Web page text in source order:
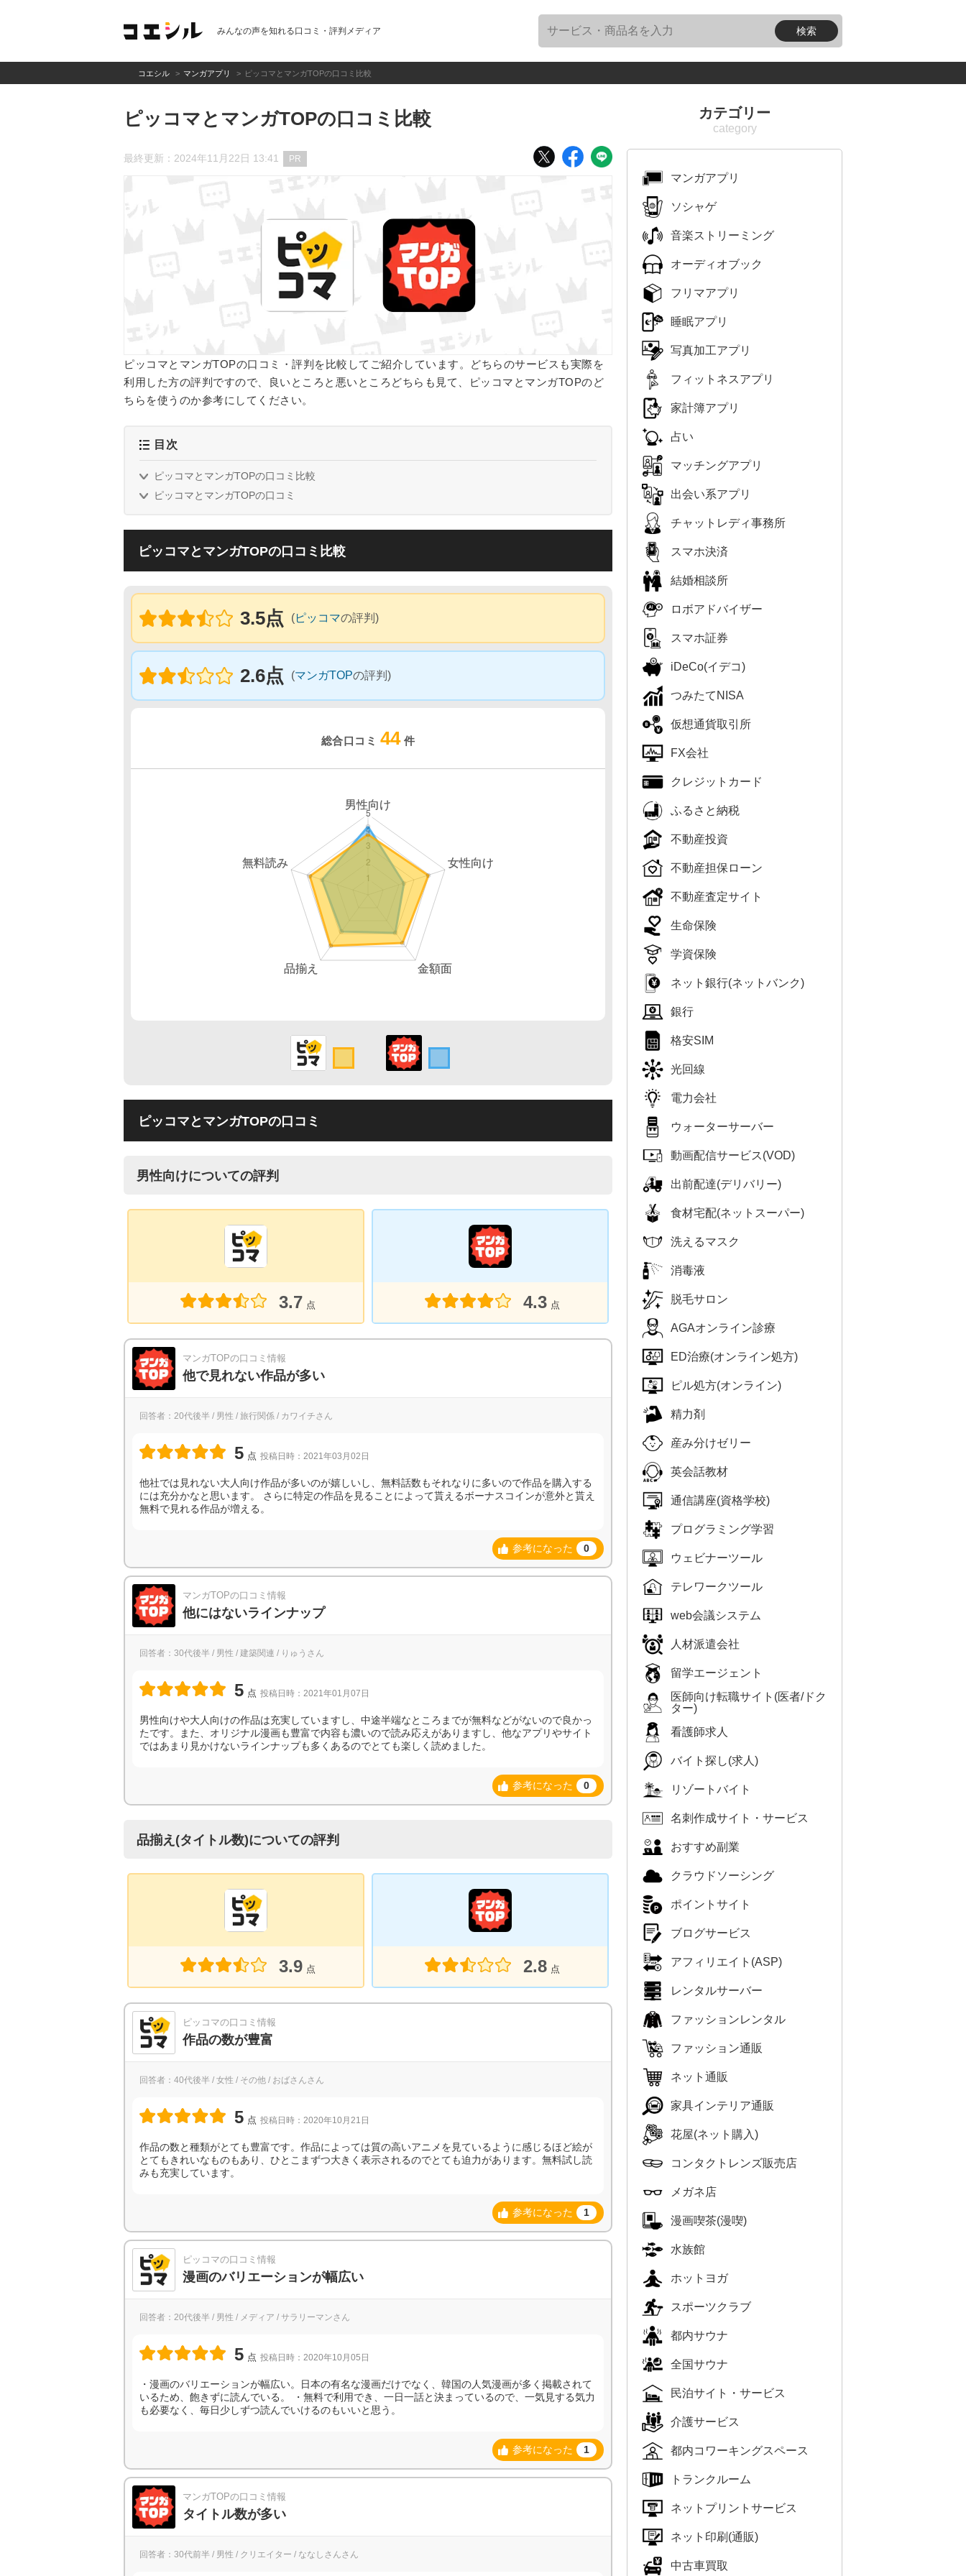
みんなの声を知れる口コミ・評判メディア
コエシル マンガアプリ ピッコマとマンガTOPの口コミ比較
ピッコマとマンガTOPの口コミ比較
最終更新：2024年11月22日 13:41 PR
ピッコマとマンガTOPの口コミ・評判を比較してご紹介しています。どちらのサービスも実際を
利用した方の評判ですので、良いところと悪いところどちらも見て、ピッコマとマンガTOPのど
ちらを使うのか参考にしてください。
目次
ピッコマとマンガTOPの口コミ比較
ピッコマとマンガTOPの口コミ
ピッコマとマンガTOPの口コミ比較
3.5点 (ピッコマの評判)
2.6点 (マンガTOPの評判)
総合口コミ 44 件
ピッコマとマンガTOPの口コミ
男性向けについての評判
3.7 点 4.3 点
マンガTOPの口コミ情報
他で見れない作品が多い
回答者：20代後半 / 男性 / 旅行関係 / カワイチさん
5 点 投稿日時：2021年03月02日
他社では見れない大人向け作品が多いのが嬉しいし、無料話数もそれなりに多いので作品を購入する
には充分かなと思います。 さらに特定の作品を見ることによって貰えるボーナスコインが意外と貰え
無料で見れる作品が増える。
参考になった 0
マンガTOPの口コミ情報
他にはないラインナップ
回答者：30代後半 / 男性 / 建築関連 / りゅうさん
5 点 投稿日時：2021年01月07日
男性向けや大人向けの作品は充実していますし、中途半端なところまでが無料などがないので良かっ
たです。また、オリジナル漫画も豊富で内容も濃いので読み応えがありますし、他なアプリやサイト
ではあまり見かけないラインナップも多くあるのでとても楽しく読めました。
参考になった 0
品揃え(タイトル数)についての評判
3.9 点 2.8 点
ピッコマの口コミ情報
作品の数が豊富
回答者：40代後半 / 女性 / その他 / おばさんさん
5 点 投稿日時：2020年10月21日
作品の数と種類がとても豊富です。作品によっては質の高いアニメを見ているように感じるほど絵が
とてもきれいなものもあり、ひとこまずつ大きく表示されるのでとても迫力があります。無料試し読
みも充実しています。
参考になった 1
ピッコマの口コミ情報
漫画のバリエーションが幅広い
回答者：20代後半 / 男性 / メディア / サラリーマンさん
5 点 投稿日時：2020年10月05日
・漫画のバリエーションが幅広い。日本の有名な漫画だけでなく、韓国の人気漫画が多く掲載されて
いるため、飽きずに読んでいる。 ・無料で利用でき、一日一話と決まっているので、一気見する気力
も必要なく、毎日少しずつ読んでいけるのもいいと思う。
参考になった 1
マンガTOPの口コミ情報
タイトル数が多い
回答者：30代前半 / 男性 / クリエイター / ななしさんさん
カテゴリー
マンガアプリ
ソシャゲ
音楽ストリーミング
オーディオブック
フリマアプリ
睡眠アプリ
写真加工アプリ
フィットネスアプリ
家計簿アプリ
占い
マッチングアプリ
出会い系アプリ
チャットレディ事務所
スマホ決済
結婚相談所
ロボアドバイザー
スマホ証券
iDeCo(イデコ)
つみたてNISA
仮想通貨取引所
FX会社
クレジットカード
ふるさと納税
不動産投資
不動産担保ローン
不動産査定サイト
生命保険
学資保険
ネット銀行(ネットバンク)
銀行
格安SIM
光回線
電力会社
ウォーターサーバー
動画配信サービス(VOD)
出前配達(デリバリー)
食材宅配(ネットスーパー)
洗えるマスク
消毒液
脱毛サロン
AGAオンライン診療
ED治療(オンライン処方)
ピル処方(オンライン)
精力剤
産み分けゼリー
英会話教材
通信講座(資格学校)
プログラミング学習
ウェビナーツール
テレワークツール
web会議システム
人材派遣会社
留学エージェント
医師向け転職サイト(医者/ドク
ター)
看護師求人
バイト探し(求人)
リゾートバイト
名刺作成サイト・サービス
おすすめ副業
クラウドソーシング
ポイントサイト
ブログサービス
アフィリエイト(ASP)
レンタルサーバー
ファッションレンタル
ファッション通販
ネット通販
家具インテリア通販
花屋(ネット購入)
コンタクトレンズ販売店
メガネ店
漫画喫茶(漫喫)
水族館
ホットヨガ
スポーツクラブ
都内サウナ
全国サウナ
民泊サイト・サービス
介護サービス
都内コワーキングスペース
トランクルーム
ネットプリントサービス
ネット印刷(通販)
中古車買取